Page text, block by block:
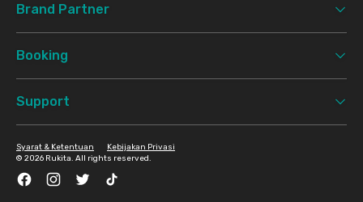
Brand Partner
Booking
Support
© 2026 Rukita. All rights reserved.
Syarat & Ketentuan Kebijakan Privasi
FacebookInstagramTwitter TikTok